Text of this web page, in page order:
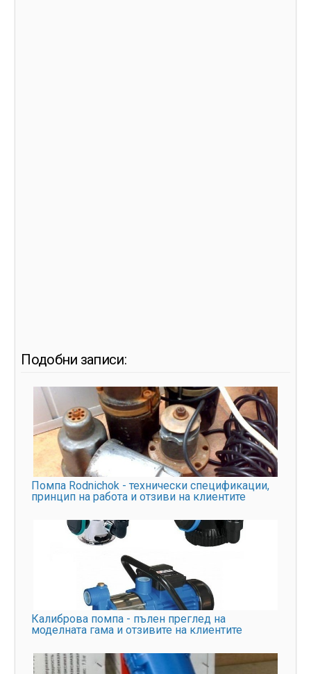
Подобни записи:
Помпа Rodnichok - технически спецификации,
принцип на работа и отзиви на клиентите
Калиброва помпа - пълен преглед на
моделната гама и отзивите на клиентите